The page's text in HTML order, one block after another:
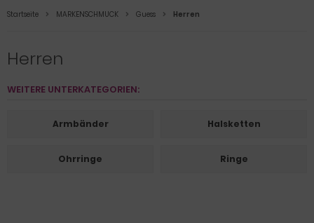
Startseite MARKENSCHMUCK Guess Herren
Herren
WEITERE UNTERKATEGORIEN:
Armbänder Halsketten
Ohrringe Ringe